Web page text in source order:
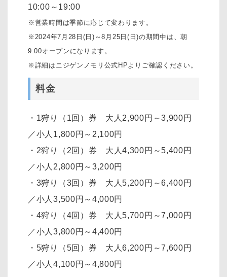
10:00～19:00
※営業時間は季節に応じて変わります。
※2024年7月28日(日)～8月25日(日)の期間中は、朝
9:00オープンになります。
※詳細はニジゲンノモリ公式HPよりご確認ください。
料金
・1狩り（1回）券 大人2,900円～3,900円
／小人1,800円～2,100円
・2狩り（2回）券 大人4,300円～5,400円
／小人2,800円～3,200円
・3狩り（3回）券 大人5,200円～6,400円
／小人3,500円～4,000円
・4狩り（4回）券 大人5,700円～7,000円
／小人3,800円～4,400円
・5狩り（5回）券 大人6,200円～7,600円
／小人4,100円～4,800円